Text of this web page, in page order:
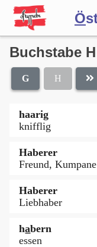
Ö
Wörterbuch
Forum
Blog
Buchstabe
G H
haarig
knifflig
Haberer
Freund, Kumpane
Haberer
Liebhaber
ha̲bern
essen